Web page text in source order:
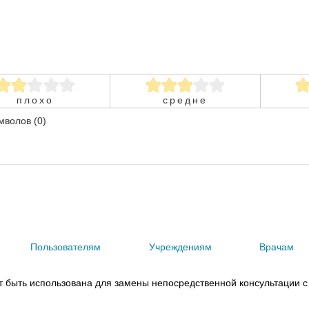
плохо
средне
(0)
Пользователям Учреждениям Врачам
использована для замены непосредственной